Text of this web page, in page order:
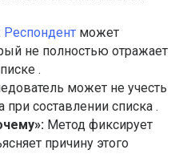
Респондент может
не полностью отражает
.
может не учесть
составлении списка .
Метод фиксирует
причину этого
и аналитике
данных